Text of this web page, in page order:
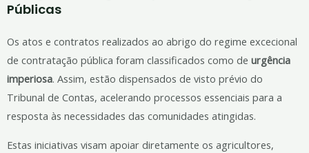
Públicas
Os atos e contratos realizados ao abrigo do regime excecional
de contratação pública foram classificados como de urgência
imperiosa. Assim, estão dispensados de visto prévio do
Tribunal de Contas, acelerando processos essenciais para a
resposta às necessidades das comunidades atingidas.
Estas iniciativas visam apoiar diretamente os agricultores,